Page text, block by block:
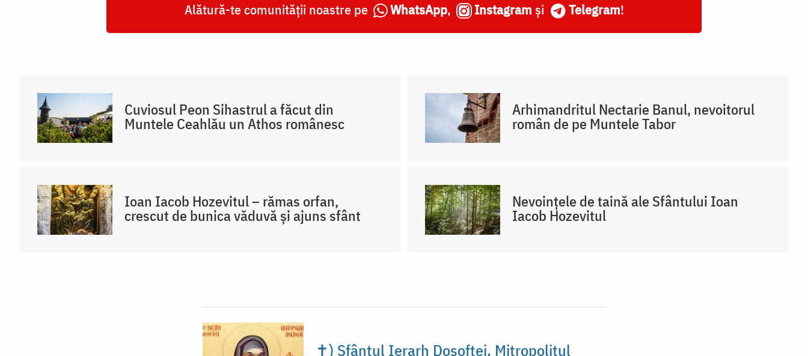
Alătură-te comunității noastre pe WhatsApp, Instagram și Telegram!
Cuviosul Peon Sihastrul a făcut din
Muntele Ceahlău un Athos românesc
Arhimandritul Nectarie Banul, nevoitorul
român de pe Muntele Tabor
Ioan Iacob Hozevitul – rămas orfan,
crescut de bunica văduvă și ajuns sfânt
Nevoințele de taină ale Sfântului Ioan
Iacob Hozevitul
✝) Sfântul Ierarh Dosoftei, Mitropolitul